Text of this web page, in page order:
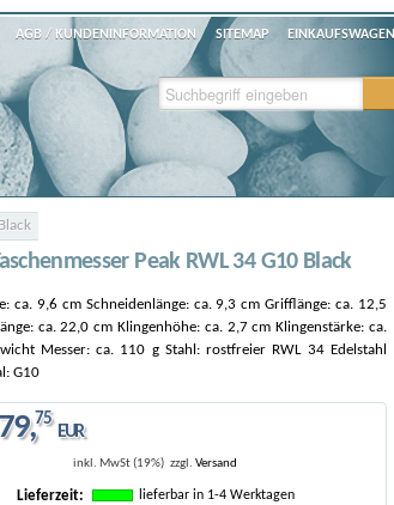
AGB / KUNDENINFORMATION SITEMAP EINKAUFSWAGEN
Peak RWL 34 G10 Black
ca. 9,6 cm Schneidenlänge: ca. 9,3 cm Grifflänge: ca. 12,5
ca. 22,0 cm Klingenhöhe: ca. 2,7 cm Klingenstärke: ca.
Messer: ca. 110 g Stahl: rostfreier RWL 34 Edelstahl
G10
79,75
EUR
inkl. MwSt (19%) zzgl. Versand
Lieferzeit: lieferbar in 1-4 Werktagen